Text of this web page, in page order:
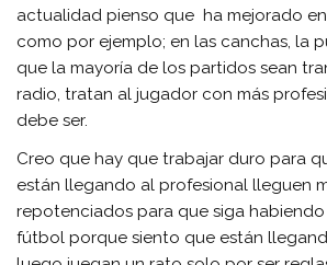
actualidad pienso que ha mejorado
como por ejemplo; en las canchas, la
que la mayoría de los partidos sean
radio, tratan al jugador con más
debe ser.
Creo que hay que trabajar duro para
están llegando al profesional lleguen
repotenciados para que siga
fútbol porque siento que están